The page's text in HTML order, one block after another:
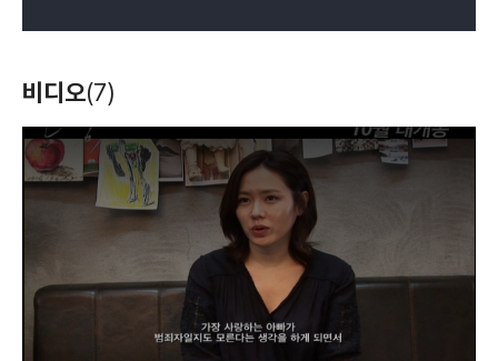
비디오(7)
h
s